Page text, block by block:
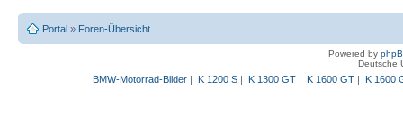
Portal » Foren-Übersicht
Powered by
Deutsche
BMW-Motorrad-Bilder| K 1200 S| K 1300 GT| K 1600 GT| K 1600